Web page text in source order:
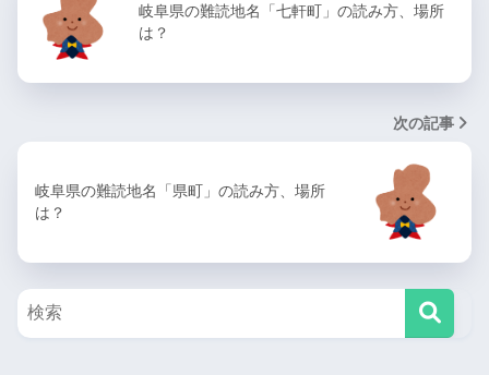
岐阜県の難読地名「七軒町」の読み方、場所
は？
次の記事
岐阜県の難読地名「県町」の読み方、場所
は？